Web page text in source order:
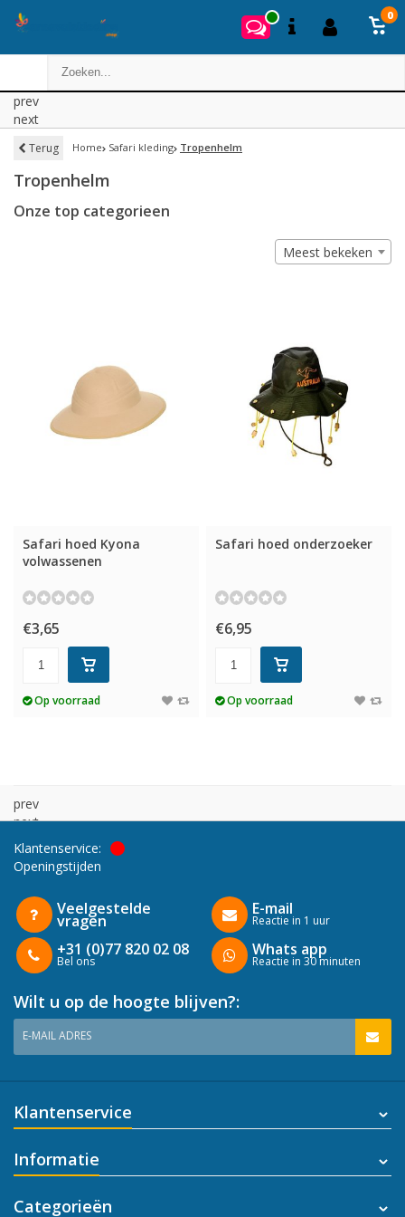
0
prev
next
Terug Home Safari kleding Tropenhelm
Tropenhelm
Onze top categorieen
Meest bekeken
Safari hoed Kyona
volwassenen
€3,65
Op voorraad
Safari hoed onderzoeker
€6,95
Op voorraad
prev
next
Klantenservice:
Openingstijden
Veelgestelde
vragen
+31 (0)77 820 02 08
Bel ons
E-mail
Reactie in 1 uur
Whats app
Reactie in 30 minuten
Wilt u op de hoogte blijven?:
E-MAIL ADRES
Klantenservice
Informatie
Categorieën